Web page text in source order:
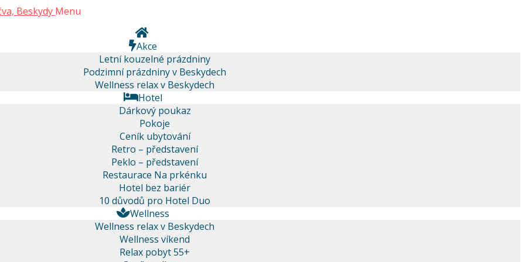
Menu
Akce
Letní kouzelné prázdniny
Podzimní prázdniny v Beskydech
Wellness relax v Beskydech
Hotel
Dárkový poukaz
Pokoje
Ceník ubytování
Retro – představení
Peklo – představení
Restaurace Na prkénku
Hotel bez bariér
10 důvodů pro Hotel Duo
Wellness
Wellness relax v Beskydech
Wellness víkend
Relax pobyt 55+